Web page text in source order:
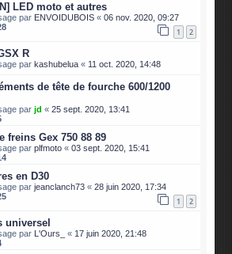
LED moto et autres
par ENVOIDUBOIS «06 nov. 2020, 09:27
1 2
R
parkashubelua « 11 oct. 2020, 14:48
de tête de fourche 600/1200
parjd «25 sept. 2020, 13:41
freins Gex 750 88 89
parplfmoto «03 sept. 2020, 15:41
en D30
parjeanclanch73 «28 juin 2020, 17:34
1 2
universel
par L'Ours_ « 17 juin 2020, 21:48